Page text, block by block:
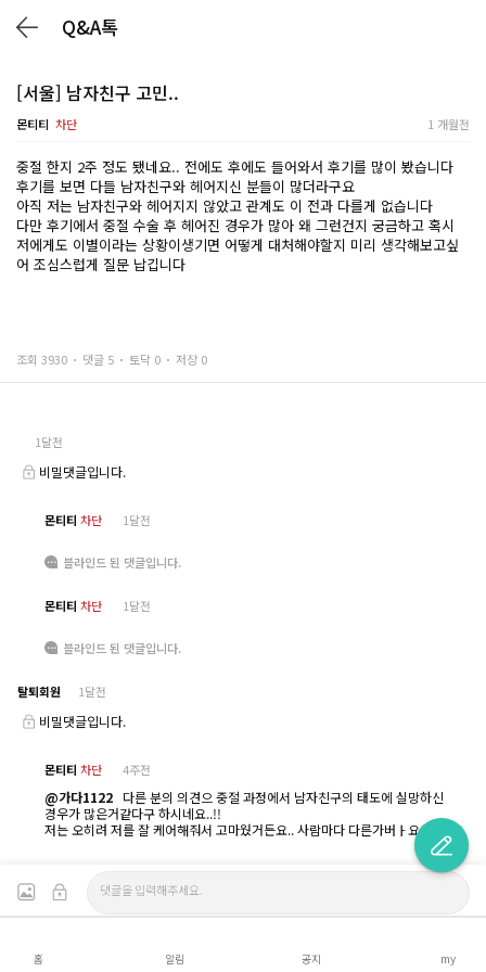
Q&A톡
[서울] 남자친구 고민..
몬티티 차단 1 개월전
중절 한지 2주 정도 됐네요.. 전에도 후에도 들어와서 후기를 많이 봤습니다
후기를 보면 다들 남자친구와 헤어지신 분들이 많더라구요
아직 저는 남자친구와 헤어지지 않았고 관계도 이 전과 다를게 없습니다
다만 후기에서 중절 수술 후 헤어진 경우가 많아 왜 그런건지 궁금하고 혹시
저에게도 이별이라는 상황이생기면 어떻게 대처해야할지 미리 생각해보고싶
어 조심스럽게 질문 납깁니다
조회 3930 댓글 5 토닥 0 저장 0
1달전
비밀댓글입니다.
몬티티 차단 1달전
블라인드 된 댓글입니다.
몬티티 차단 1달전
블라인드 된 댓글입니다.
탈퇴회원 1달전
비밀댓글입니다.
몬티티 차단 4주전
@가다1122 다른 분의 의견으 중절 과정에서 남자친구의 태도에 실망하신
경우가 많은거같다구 하시네요..!!
저는 오히려 저를 잘 케어해줘서 고마웠거든요.. 사람마다 다른가버ㅏ요..!!
홈 알림 공지 my